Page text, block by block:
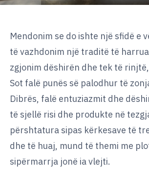
Mendonim se do ishte një sfidë e
të vazhdonim një traditë të
zgjonim dëshirën dhe tek të
Sot falë punës së palodhur të
Dibrës, falë entuziazmit dhe
të sjellë risi dhe produkte në
përshtatura sipas kërkesave të
dhe të huaj, mund të themi me
sipërmarrja jonë ia vlejti.